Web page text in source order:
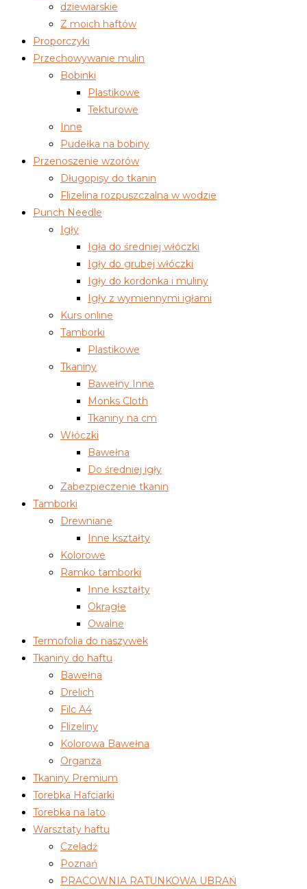
dziewiarskie
Z moich haftów
Proporczyki
Przechowywanie mulin
Bobinki
Plastikowe
Tekturowe
Inne
Pudełka na bobiny
Przenoszenie wzorów
Długopisy do tkanin
Flizelina rozpuszczalna w wodzie
Punch Needle
Igły
Igła do średniej włóczki
Igły do grubej włóczki
Igły do kordonka i muliny
Igły z wymiennymi igłami
Kurs online
Tamborki
Plastikowe
Tkaniny
Bawełny Inne
Monks Cloth
Tkaniny na cm
Włóczki
Bawełna
Do średniej igły
Zabezpieczenie tkanin
Tamborki
Drewniane
Inne kształty
Kolorowe
Ramko tamborki
Inne kształty
Okrągłe
Owalne
Termofolia do naszywek
Tkaniny do haftu
Bawełna
Drelich
Filc A4
Flizeliny
Kolorowa Bawełna
Organza
Tkaniny Premium
Torebka Hafciarki
Torebka na lato
Warsztaty haftu
Czeladź
Poznań
PRACOWNIA RATUNKOWA UBRAŃ